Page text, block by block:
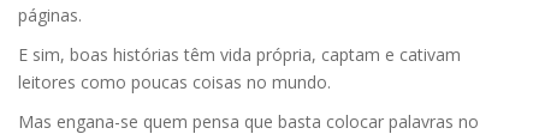
páginas.
E sim, boas histórias têm vida própria, captam e cativam
leitores como poucas coisas no mundo.
Mas engana-se quem pensa que basta colocar palavras no